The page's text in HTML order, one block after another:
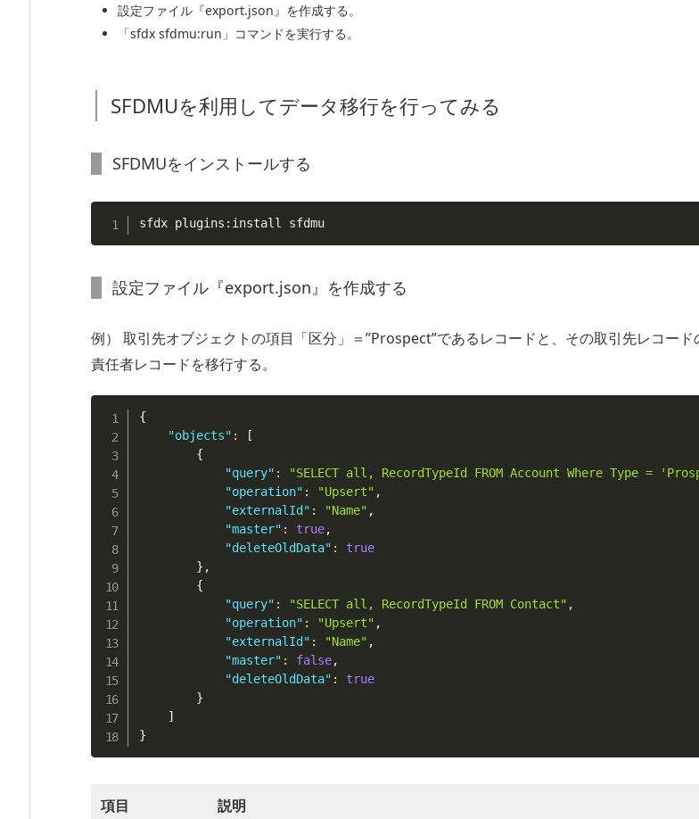
設定ファイル『export.json』を作成する。
「sfdx sfdmu:run」コマンドを実行する。
SFDMUを利用してデータ移行を行ってみる
SFDMUをインストールする
sfdx plugins:install sfdmu
設定ファイル『export.json』を作成する
例） 取引先オブジェクトの項目「区分」＝”Prospect”であるレコードと、その取引先レコード
責任者レコードを移行する。
{
"objects" :
[
{
"query" : "SELECT all, RecordTypeId FROM Account Where Type =
"operation" : "Upsert" ,
"externalId" : "Name" ,
"master" : true,
"deleteOldData" :
true
} ,
{
"query" : "SELECT all, RecordTypeId FROM Contact" ,
"operation" : "Upsert" ,
"externalId" : "Name" ,
"master" : false,
"deleteOldData" :
true
}
]
}
項目 説明